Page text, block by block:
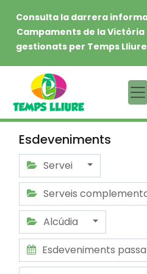
Consulta la darrera
Campaments de la
gestionats per Temps
Esdeveniments
Servei
Serveis
Alcúdia
Esdeveniments